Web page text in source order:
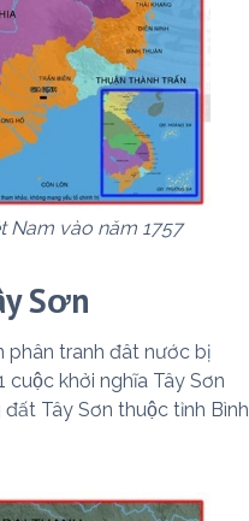
Nam vào năm 1757
Sơn
phân tranh đât nước bị
cuộc khởi nghĩa Tây Sơn
Tây Sơn thuộc tỉnh Bình